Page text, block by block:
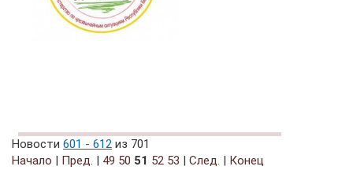
Новости 601 - 612 из 701
Начало | Пред. | 49 50 51 52 53 | След. | Конец